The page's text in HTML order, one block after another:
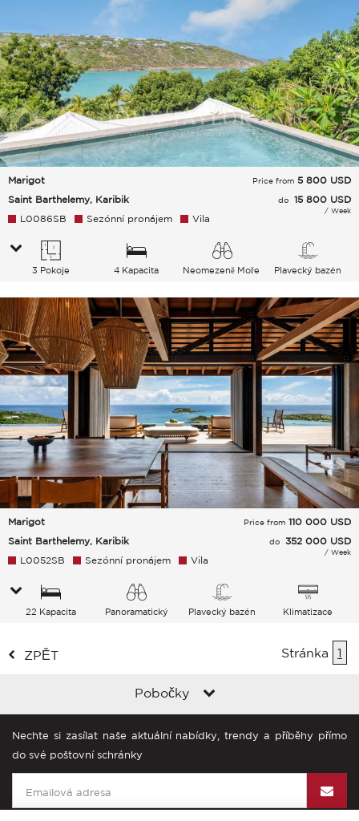
Marigot
Saint Barthelemy, Karibik
Price from 5 800 USD
do 15 800 USD
/ Week
L0086SB Sezónní pronájem Vila
3 Pokoje 4 Kapacita Neomezeně Moře Plavecký bazén
Marigot
Saint Barthelemy, Karibik
Price from 110 000 USD
do 352 000 USD
/ Week
L0052SB Sezónní pronájem Vila
22 Kapacita Panoramatický Plavecký bazén Klimatizace
ZPĚT Stránka 1
Pobočky
Nechte si zasílat naše aktuální nabídky, trendy a příběhy přímo
do své poštovní schránky